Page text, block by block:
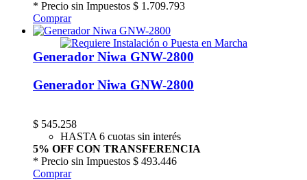
* Precio sin Impuestos $ 1.709.793
Comprar
Generador Niwa GNW-2800
Generador Niwa GNW-2800
$ 545.258
HASTA 6 cuotas sin interés
5% OFF CON TRANSFERENCIA
* Precio sin Impuestos $ 493.446
Comprar